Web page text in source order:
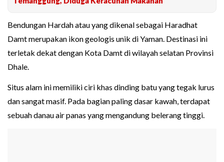
Bendungan Hardah atau yang dikenal sebagai Haradhat
Damt merupakan ikon geologis unik di Yaman. Destinasi ini
terletak dekat dengan Kota Damt di wilayah selatan Provinsi
Dhale.
Situs alam ini memiliki ciri khas dinding batu yang tegak lurus
dan sangat masif. Pada bagian paling dasar kawah, terdapat
sebuah danau air panas yang mengandung belerang tinggi.